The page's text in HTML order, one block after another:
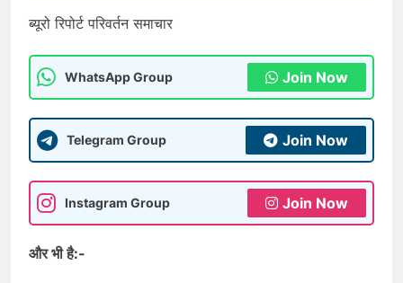
ब्यूरो रिपोर्ट परिवर्तन समाचार
WhatsApp Group Join Now
Telegram Group Join Now
Instagram Group Join Now
और भी है:-